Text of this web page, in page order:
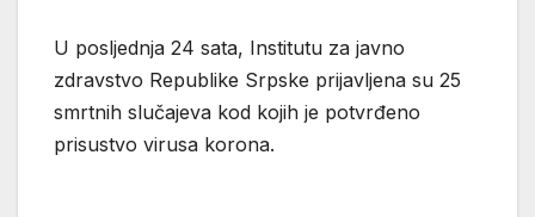
U posljednja 24 sata, Institutu za javno
zdravstvo Republike Srpske prijavljena su 25
smrtnih slučajeva kod kojih je potvrđeno
prisustvo virusa korona.